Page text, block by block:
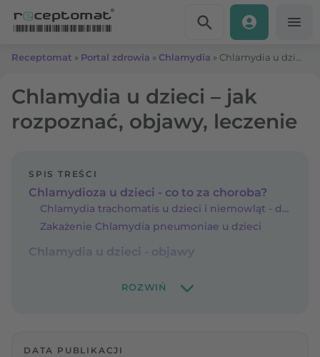
Receptomat » Portal zdrowia » Chlamydia »
Chlamydia u dzieci – jak
rozpoznać, objawy, leczenie
SPIS TREŚCI
Chlamydioza u dzieci - co to za choroba?
Chlamydia trachomatis u dzieci i niemowląt - drogi zakażenia
Zakażenie Chlamydia pneumoniae u dzieci
Chlamydia u dzieci - objawy
DATA PUBLIKACJI